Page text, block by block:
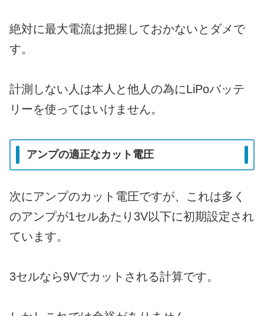
絶対に最大電流は把握しておかないとダメで
す。
計測しない人は本人と他人の為にLiPoバッテ
リーを使ってはいけません。
アンプの適正なカット電圧
次にアンプのカット電圧ですが、これは多く
のアンプが1セルあたり3V以下に初期設定され
ています。
3セルなら9Vでカットされる計算です。